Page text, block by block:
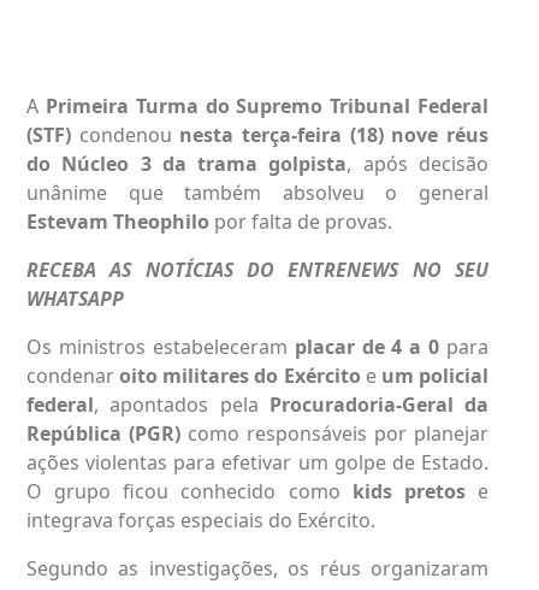
A Primeira Turma doSupremo Tribunal Federal
(STF) condenou nesta terça-feira (18) nove réus
do Núcleo 3 da trama golpista, após decisão
unânime que também absolveu o general
Estevam Theophilo por falta de provas.
RECEBA AS NOTÍCIAS DO ENTRENEWS NO SEU
WHATSAPP
Os ministros estabeleceram placar de 4 a 0 para
condenaroito militares do Exército e um policial
federal, apontados pela Procuradoria-Geral da
República (PGR) como responsáveis por planejar
ações violentas para efetivar um golpe de Estado.
O grupo ficou conhecido como kids pretose
integrava forças especiais do Exército.
Segundo as investigações, os réus organizaram